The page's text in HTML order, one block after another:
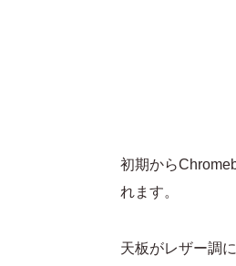
初期から
れます。
天板がレザー調